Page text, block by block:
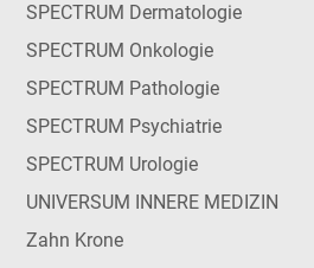
SPECTRUM Dermatologie
SPECTRUM Onkologie
SPECTRUM Pathologie
SPECTRUM Psychiatrie
SPECTRUM Urologie
UNIVERSUM INNERE MEDIZIN
Zahn Krone